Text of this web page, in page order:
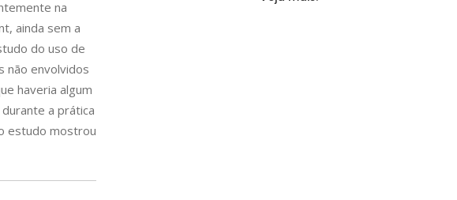
na
ainda sem a
do uso de
não envolvidos
haveria algum
a prática
estudo mostrou